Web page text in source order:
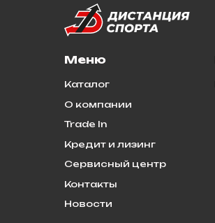
Меню
Каталог
О компании
Trade In
Кредит и лизинг
Сервисный центр
Контакты
Новости